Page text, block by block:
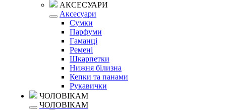
АКСЕСУАРИ
Аксесуари
Сумки
Парфуми
Гаманці
Ремені
Шкарпетки
Нижня білизна
Кепки та панами
Рукавички
ЧОЛОВІКАМ
ЧОЛОВІКАМ